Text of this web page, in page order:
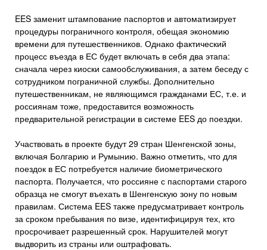
EES заменит штампование паспортов и автоматизирует
процедуры пограничного контроля, обещая экономию
времени для путешественников. Однако фактический
процесс въезда в ЕС будет включать в себя два этапа:
сначала через киоски самообслуживания, а затем беседу с
сотрудником пограничной службы. Дополнительно
путешественникам, не являющимся гражданами ЕС, т.е. и
россиянам тоже, предоставится возможность
предварительной регистрации в системе EES до поездки.
Участвовать в проекте будут 29 стран Шенгенской зоны,
включая Болгарию и Румынию. Важно отметить, что для
поездок в ЕС потребуется наличие биометрического
паспорта. Получается, что россияне с паспортами старого
образца не смогут въехать в Шенгенскую зону по новым
правилам. Система EES также предусматривает контроль
за сроком пребывания по визе, идентифицируя тех, кто
просрочивает разрешенный срок. Нарушителей могут
выдворить из страны или оштрафовать.